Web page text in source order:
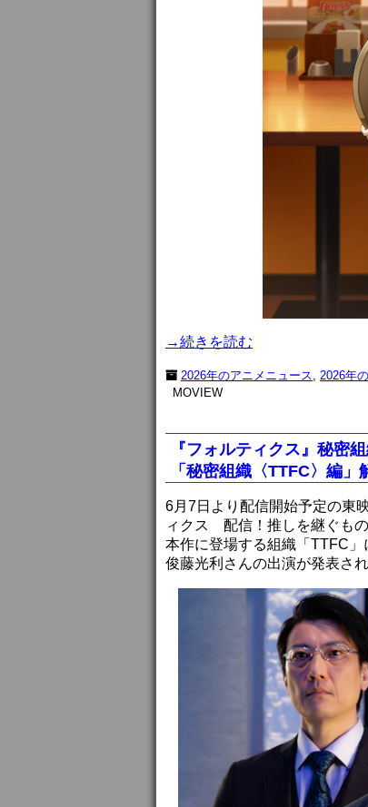
→続きを読む
2026年のアニメニュース 2026年
MOVIEW
『フォルティクス』秘密
「秘密組織〈TTFC〉編」
6月7日より配信開始予定の東
ィクス 配信！推しを継ぐも
本作に登場する組織「TTFC」
俊藤光利さんの出演が発表され